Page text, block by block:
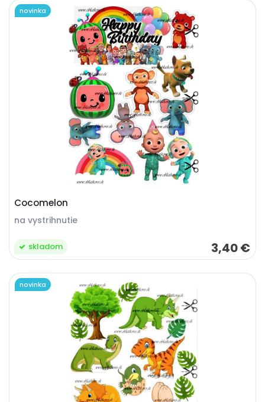
Cocomelon
na vystrihnutie
3,40 €
skladom
novinka
novinka